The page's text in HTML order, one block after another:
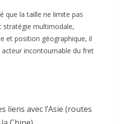
que la taille ne limite pas
stratégie multimodale,
et position géographique, il
acteur incontournable du fret
liens avec l’Asie (routes